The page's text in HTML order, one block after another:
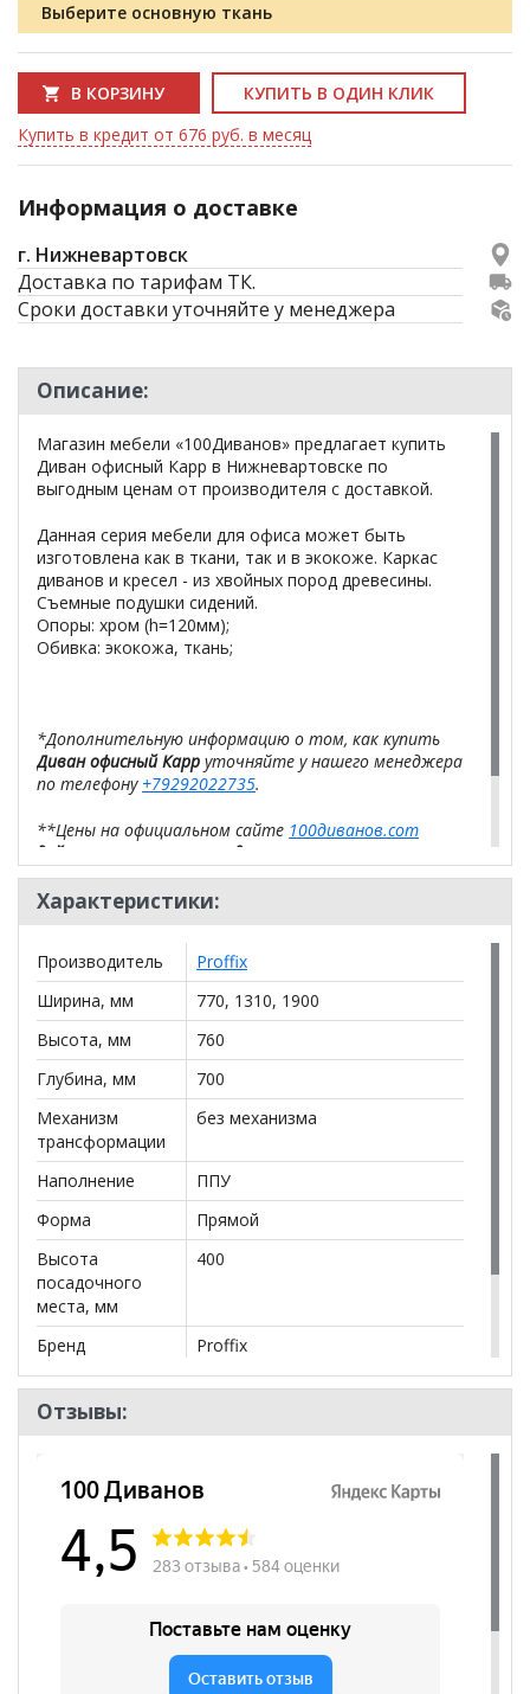
Выберите основную ткань
В КОРЗИНУ
КУПИТЬ В ОДИН КЛИК
Купить в кредит от 676 руб. в месяц
Информация о доставке
г. Нижневартовск
Доставка по тарифам ТК.
Сроки доставки уточняйте у менеджера
Описание:
Магазин мебели «100Диванов» предлагает купить
Диван офисный Карр в Нижневартовске по
выгодным ценам от производителя с доставкой.
Данная серия мебели для офиса может быть
изготовлена как в ткани, так и в экокоже. Каркас
диванов и кресел - из хвойных пород древесины.
Съемные подушки сидений.
Опоры: хром (h=120мм);
Обивка: экокожа, ткань;
*Дополнительную информацию о том, как купить
Диван офисный Карр уточняйте у нашего менеджера
по телефону +79292022735.
**Цены на официальном сайте 100диванов.com
действительны только для интернет-магазина
могут отличаться от цен в розничных магазинах-
салонах сети!
Характеристики:
Производитель
Proffix
Ширина, мм
770, 1310, 1900
Высота, мм
760
Глубина, мм
700
Механизм
трансформации
без механизма
Наполнение
ППУ
Форма
Прямой
Высота
посадочного
места, мм
400
Бренд
Proffix
Стиль
Современный
Комната
Отзывы: